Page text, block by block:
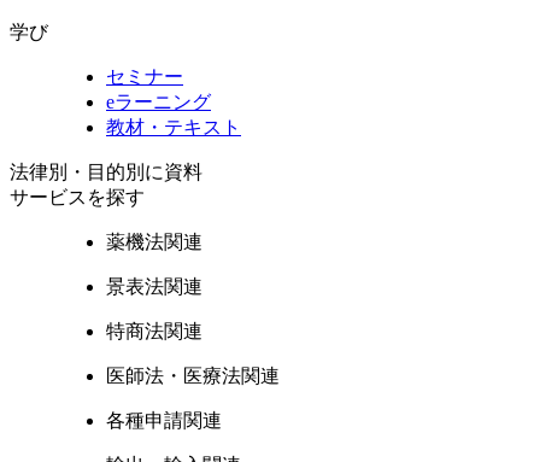
学び
セミナー
eラーニング
教材・テキスト
法律別・目的別に資料
サービスを探す
薬機法関連
景表法関連
特商法関連
医師法・医療法関連
各種申請関連